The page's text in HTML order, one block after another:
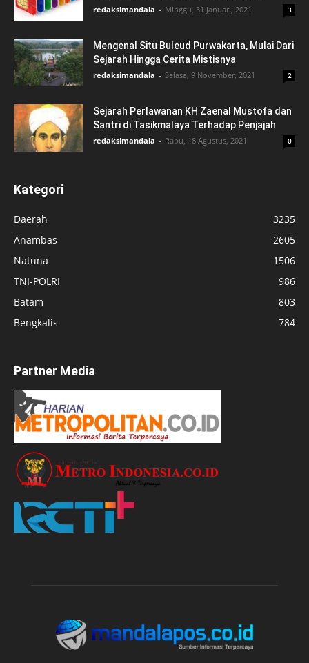
redaksimandala - Minggu, 31 Januari, 2021 3
Mengenal Situ Buleud Purwakarta, Mulai Dari
Sejarah Hingga Cerita Mistisnya
redaksimandala - Selasa, 9 November, 2021 2
Sejarah Perlawanan KH Zaenal Mustofa dan
Santri di Tasikmalaya Terhadap Penjajah
redaksimandala - Rabu, 18 Agustus, 2021 0
Kategori
Daerah
3235
Anambas
2605
Natuna
1506
TNI-POLRI
986
Batam
803
Bengkalis
784
Partner Media